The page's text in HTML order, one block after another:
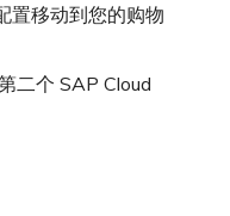
置移动到您的购物
二个 SAP Cloud